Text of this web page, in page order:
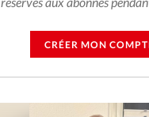
CRÉER MON